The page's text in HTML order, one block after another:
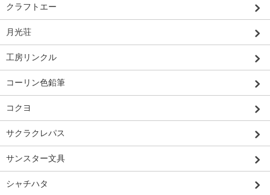
クラフトエー
月光荘
工房リンクル
コーリン色鉛筆
コクヨ
サクラクレパス
サンスター文具
シャチハタ